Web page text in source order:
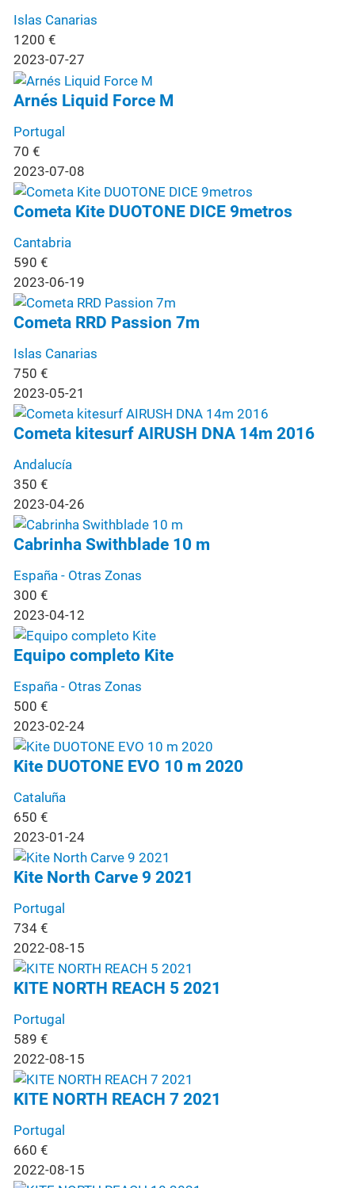
Islas Canarias
1200 €
2023-07-27
Arnés Liquid Force M
Portugal
70 €
2023-07-08
Cometa Kite DUOTONE DICE 9metros
Cantabria
590 €
2023-06-19
Cometa RRD Passion 7m
Islas Canarias
750 €
2023-05-21
Cometa kitesurf AIRUSH DNA 14m 2016
Andalucía
350 €
2023-04-26
Cabrinha Swithblade 10 m
España - Otras Zonas
300 €
2023-04-12
Equipo completo Kite
España - Otras Zonas
500 €
2023-02-24
Kite DUOTONE EVO 10 m 2020
Cataluña
650 €
2023-01-24
Kite North Carve 9 2021
Portugal
734 €
2022-08-15
KITE NORTH REACH 5 2021
Portugal
589 €
2022-08-15
KITE NORTH REACH 7 2021
Portugal
660 €
2022-08-15